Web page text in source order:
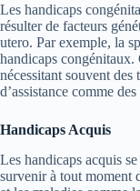
Les handicaps
résulter de facteurs
utero. Par exemple, la
handicaps
nécessitant souvent des
d’assistance comme
Handicaps Acquis
Les handicaps acquis
survenir à tout moment